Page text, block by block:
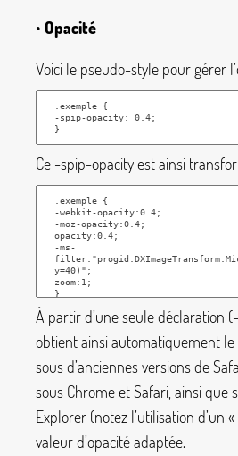
• Opacité
Voici le pseudo-style pour gérer
Ce -spip-opacityest ainsi
À partir d’une seule déclaration (
obtient ainsi automatiquement
sous d’anciennes versions de
sous Chrome et Safari, ainsi que
Explorer (notez l’utilisation d’un «
valeur d’opacité adaptée.